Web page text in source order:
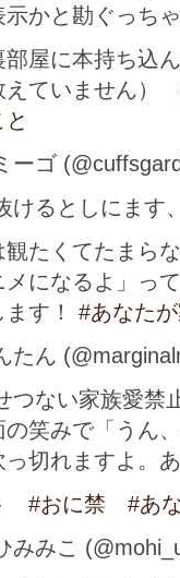
かと勘ぐっち
部屋に本持ち込
えていません）
ーゴ
けるとしにます
観たくてたまら
メになるよ」っ
す！ #あなた
ん
つない家族愛
の笑みで「うん
っ切れますよ
#おに禁
#あ
みこ